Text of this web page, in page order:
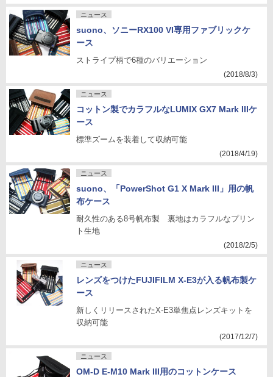
ニュース
suono、ソニーRX100 VI専用ファブリックケ
ース
ストライプ柄で6種のバリエーション
(2018/8/3)
ニュース
コットン製でカラフルなLUMIX GX7 Mark IIIケ
ース
標準ズームを装着して収納可能
(2018/4/19)
ニュース
suono、「PowerShot G1 X Mark III」用の帆
布ケース
耐久性のある8号帆布製 裏地はカラフルなプリン
ト生地
(2018/2/5)
ニュース
レンズをつけたFUJIFILM X-E3が入る帆布製ケ
ース
新しくリリースされたX-E3単焦点レンズキットを
収納可能
(2017/12/7)
ニュース
OM-D E-M10 Mark III用のコットンケース